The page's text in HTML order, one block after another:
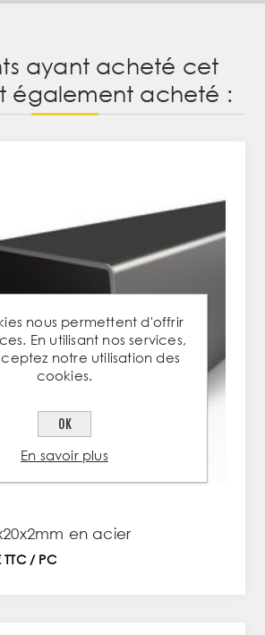
ayant acheté cet
également acheté :
en acier
/ PC
nous permettent d'offrir
En utilisant nos services,
notre utilisation des
cookies.
OK
En savoir plus